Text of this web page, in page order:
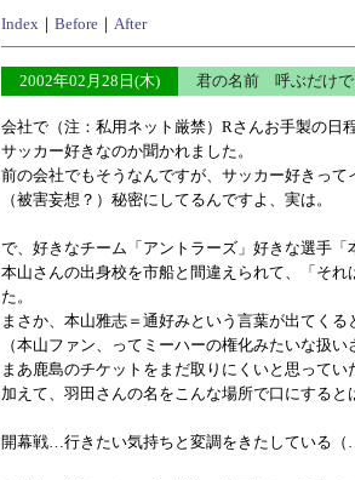
Index ｜ Before ｜ After
2002年02月28日(木) 君の名前 呼ぶだけ
会社で（注：私用ネット厳禁）Rさんお手製の日
サッカー好きなのか聞かれました。
前の会社でもそうなんですが、サッカー好きっ
（被害妄想？）秘密にしてるんですよ、実は。
で、好きなチーム「アントラーズ」好きな選手
本山さんの出身校を市船と間違えられて、「そ
た。
まさか、本山雅志＝通好みという言葉が出てく
（本山ファン、ってミーハーの権化みたいな扱
まあ鹿島のチケットをまだ取りにくいと思って
加えて、羽田さんの名をこんな場所で口にする
開幕戦…行きたい気持ちと変調をきたしている